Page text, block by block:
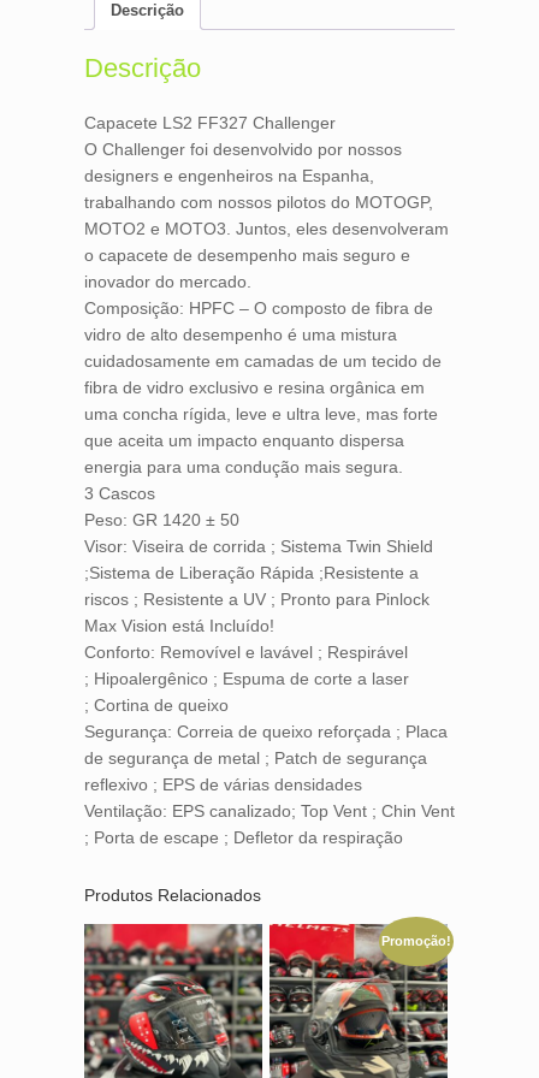
b
o
k
t
r
l
Descrição
Descrição
Capacete LS2 FF327 Challenger
O Challenger foi desenvolvido por nossos
designers e engenheiros na Espanha,
trabalhando com nossos pilotos do MOTOGP,
MOTO2 e MOTO3. Juntos, eles desenvolveram
o capacete de desempenho mais seguro e
inovador do mercado.
Composição: HPFC – O composto de fibra de
vidro de alto desempenho é uma mistura
cuidadosamente em camadas de um tecido de
fibra de vidro exclusivo e resina orgânica em
uma concha rígida, leve e ultra leve, mas forte
que aceita um impacto enquanto dispersa
energia para uma condução mais segura.
3 Cascos
Peso: GR 1420 ± 50
Visor: Viseira de corrida ; Sistema Twin Shield
;Sistema de Liberação Rápida ;Resistente a
riscos ; Resistente a UV ; Pronto para Pinlock
Max Vision está Incluído!
Conforto: Removível e lavável ; Respirável
; Hipoalergênico ; Espuma de corte a laser
; Cortina de queixo
Segurança: Correia de queixo reforçada ; Placa
de segurança de metal ; Patch de segurança
reflexivo ; EPS de várias densidades
Ventilação: EPS canalizado; Top Vent ; Chin Vent
; Porta de escape ; Defletor da respiração
Produtos Relacionados
Promoção!